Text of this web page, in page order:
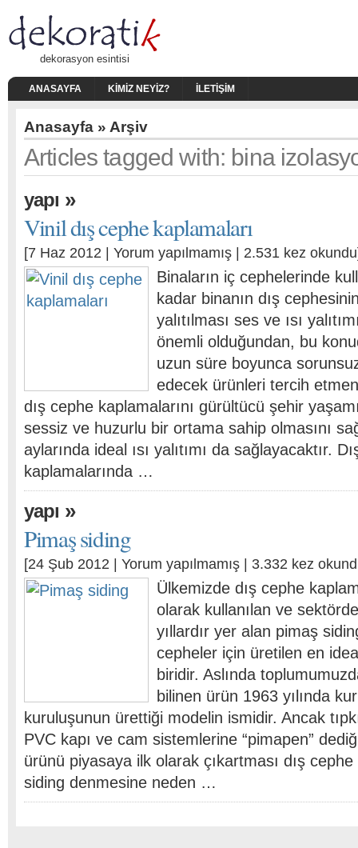
dekorasyon esintisi
ANASAYFA KIMIZ NEYIZ? İLETIŞIM
Anasayfa » Arşiv
Articles tagged with: bina
yapı »
Vinil dış cephe kaplamaları
[7 Haz 2012 | Yorum yapılmamış | 2.531 kez
Binaların iç cephelerinde
kadar binanın dış
yalıtılması ses ve ısı
önemli olduğundan, bu
uzun süre boyunca
edecek ürünleri tercih
dış cephe kaplamalarını gürültücü şehir
sessiz ve huzurlu bir ortama sahip olmasını
aylarında ideal ısı yalıtımı da sağlayacaktır.
kaplamalarında …
yapı »
Pimaş siding
[24 Şub 2012 | Yorum yapılmamış | 3.332 kez
Ülkemizde dış cephe
olarak kullanılan ve
yıllardır yer alan pimaş
cepheler için üretilen en
biridir. Aslında
bilinen ürün 1963 yılında
kuruluşunun ürettiği modelin ismidir. Ancak
PVC kapı ve cam sistemlerine “pimapen”
ürünü piyasaya ilk olarak çıkartması dış
siding denmesine neden …